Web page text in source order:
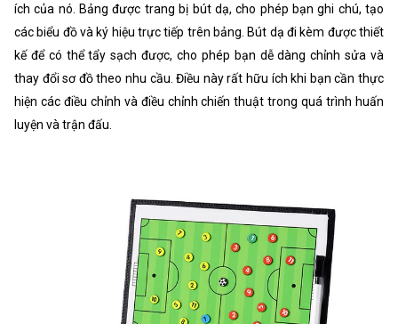
ích của nó. Bảng được trang bị bút dạ, cho phép bạn ghi chú, tạo
các biểu đồ và ký hiệu trực tiếp trên bảng. Bút dạ đi kèm được thiết
kế để có thể tẩy sạch được, cho phép bạn dễ dàng chỉnh sửa và
thay đổi sơ đồ theo nhu cầu. Điều này rất hữu ích khi bạn cần thực
hiện các điều chỉnh và điều chỉnh chiến thuật trong quá trình huấn
luyện và trận đấu.